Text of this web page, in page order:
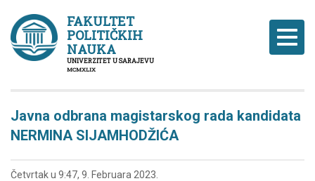
FAKULTET
POLITIČKIH
NAUKA
UNIVERZITET U SARAJEVU
MCMXLIX
Javna odbrana magistarskog rada kandidata
NERMINA SIJAMHODŽIĆA
Četvrtak u 9:47, 9. Februara 2023.